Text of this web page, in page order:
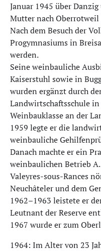
Januar 1945 über
Mutter nach
Nach dem Besuch der
Progymnasiums in
werden.
Seine weinbauliche
Kaiserstuhl sowie in
wurden ergänzt durch
Landwirtschaftsschule
Weinbauklasse an der
1959 legte er die
weinbauliche
Danach machte er ein
weinbaulichen Betrieb
Valeyres-sous-Rances
Neuchâteler und dem
1962–1963 leistete er
Leutnant der Reserve
1967 wurde er zum
1964: Im Alter von 23